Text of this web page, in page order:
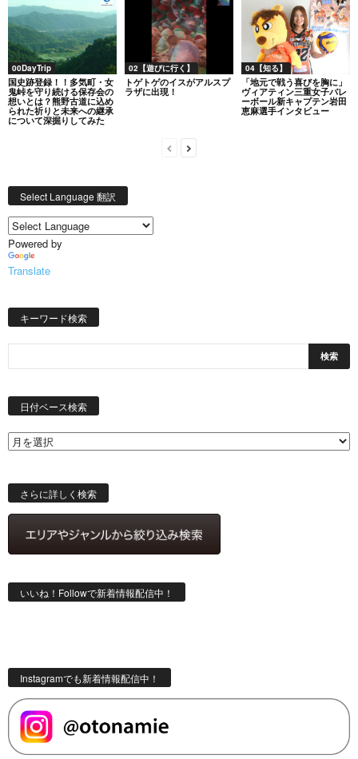
00DayTrip
国史跡登録！！多気町・女
鬼峠を守り続ける保存会の
想いとは？熊野古道に込め
られた祈りと未来への継承
について深掘りしてみた
02【遊びに行く】
トゲトゲのイスがアルスプ
ラザに出現！
04【知る】
「地元で戦う喜びを胸に」
ヴィアティン三重女子バレ
ーボール新キャプテン岩田
恵麻選手インタビュー
Select Language 翻訳
Powered by
Translate
キーワード検索
日付ベース検索
索
さらに詳しく検索
いいね！Followで新着情報配信中！
Instagramでも新着情報配信中！